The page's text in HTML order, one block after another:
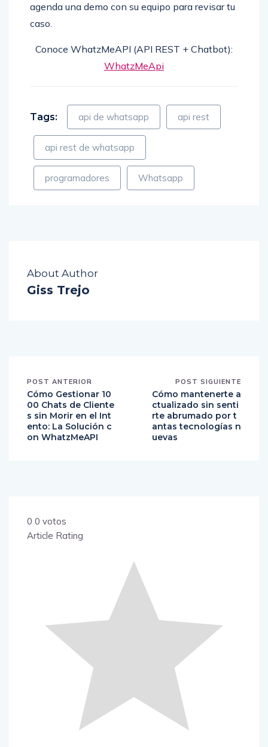
agenda una demo con su equipo para revisar tu
caso.
Conoce WhatzMeAPI (API REST + Chatbot):
WhatzMeApi
Tags: api de whatsapp api rest
api rest de whatsapp
programadores Whatsapp
About Author
Giss Trejo
POST ANTERIOR
Cómo Gestionar 10
00 Chats de Cliente
s sin Morir en el Int
ento: La Solución c
on WhatzMeAPI
POST SIGUIENTE
Cómo mantenerte a
ctualizado sin senti
rte abrumado por t
antas tecnologías n
uevas
0 0 votos
Article Rating